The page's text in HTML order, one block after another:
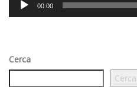
00:00
Cerca
Cerca